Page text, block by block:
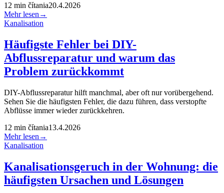
12 min čítania20.4.2026
Mehr lesen →
Kanalisation
Häufigste Fehler bei DIY-
Abflussreparatur und warum das
Problem zurückkommt
DIY-Abflussreparatur hilft manchmal, aber oft nur vorübergehend.
Sehen Sie die häufigsten Fehler, die dazu führen, dass verstopfte
Abflüsse immer wieder zurückkehren.
12 min čítania13.4.2026
Mehr lesen →
Kanalisation
Kanalisationsgeruch in der Wohnung: die
häufigsten Ursachen und Lösungen